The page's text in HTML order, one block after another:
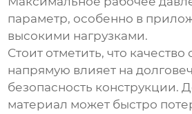
параметр, особенно в
высокими нагрузками.
Стоит отметить, что качество
напрямую влияет на
безопасность конструкции.
материал может быстро